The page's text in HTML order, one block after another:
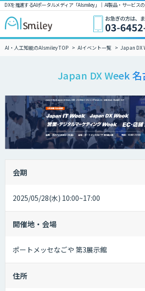
DXを推進するAIポータルメディア「AIsmiley」｜ AI製品・サービス
AI・人工知能のAIsmiley TOP AIイベント一覧 Japan DX
Japan DX Week 名
会期
2025/05/28(水) 10:00~17:00
開催地・会場
ポートメッセなごや 第3展示館
住所